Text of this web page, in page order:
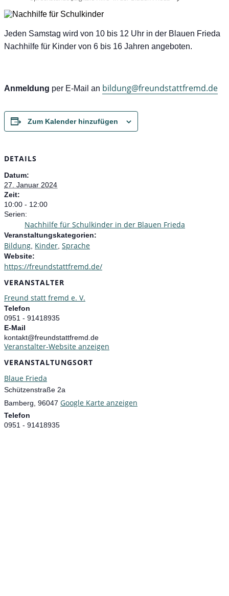
Jeden Samstag wird von 10 bis 12 Uhr in der Blauen Frieda
Nachhilfe für Kinder von 6 bis 16 Jahren angeboten.
Anmeldung per E-Mail an bildung@freundstattfremd.de
Zum Kalender hinzufügen
DETAILS
Datum:
27. Januar 2024
Zeit:
10:00 - 12:00
Serien:
Nachhilfe für Schulkinder in der Blauen Frieda
Veranstaltungskategorien:
Bildung Kinder Sprache
Website:
https://freundstattfremd.de/
VERANSTALTER
Freund statt fremd e. V.
Telefon
0951 - 91418935
E-Mail
kontakt@freundstattfremd.de
Veranstalter-Website anzeigen
VERANSTALTUNGSORT
Blaue Frieda
Schützenstraße 2a
Bamberg 96047 Google Karte anzeigen
Telefon
0951 - 91418935